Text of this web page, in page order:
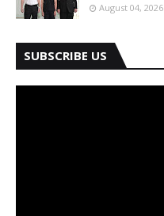
August 04, 2026
SUBSCRIBE US